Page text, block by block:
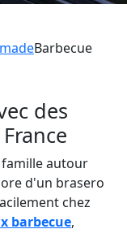
Barbecue
des
autour
d'un brasero
chez
barbecue,